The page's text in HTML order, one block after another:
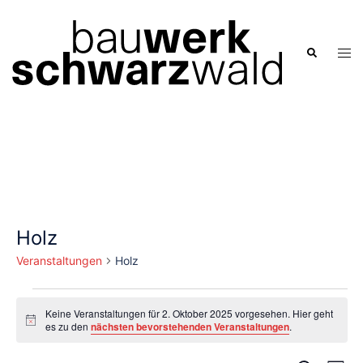
Suche
Holz
Veranstaltungen Holz
für
Hinweis
Keine Veranstaltungen für 2. Oktober 2025 vorgesehen. Hier geht
es zu den nächsten bevorstehenden Veranstaltungen.